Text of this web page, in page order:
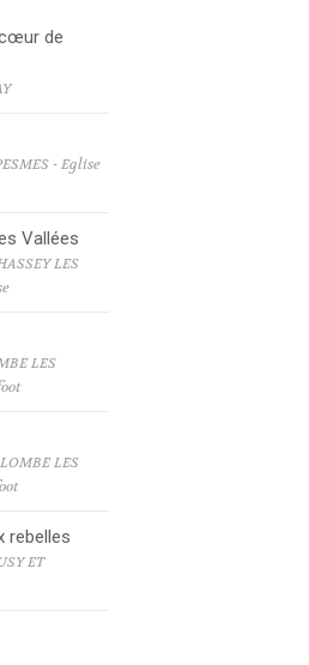
de
- Eglise
Vallées
LES
LES
LES
rebelles
ET